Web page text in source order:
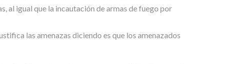
al igual que la incautación de armas de fuego por
las amenazas diciendo es que los amenazados